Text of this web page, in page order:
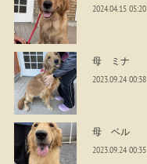
2024.04.15 05:20
母 ミナ
2023.09.24 00:38
母 ベル
2023.09.24 00:35